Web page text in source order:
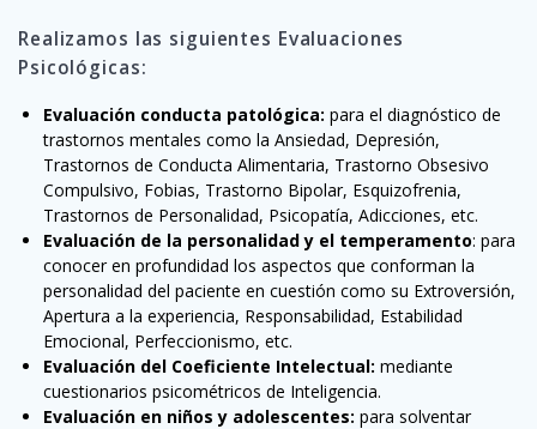
Realizamos las siguientes Evaluaciones
Psicológicas:
Evaluación conducta patológica: para el diagnóstico de
trastornos mentales como la Ansiedad, Depresión,
Trastornos de Conducta Alimentaria, Trastorno Obsesivo
Compulsivo, Fobias, Trastorno Bipolar, Esquizofrenia,
Trastornos de Personalidad, Psicopatía, Adicciones, etc.
Evaluación de la personalidad y el temperamento: para
conocer en profundidad los aspectos que conforman la
personalidad del paciente en cuestión como su Extroversión,
Apertura a la experiencia, Responsabilidad, Estabilidad
Emocional, Perfeccionismo, etc.
Evaluación del Coeficiente Intelectual: mediante
cuestionarios psicométricos de Inteligencia.
Evaluación en niños y adolescentes: para solventar